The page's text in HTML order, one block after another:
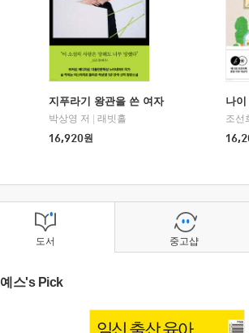
지푸라기 왕관을 쓴 여자
박상영 저
래빗홀
16,920원
나
조선
도서
예스's Pick
중고샵